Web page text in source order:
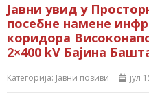
Јавни увид у
посебне намене
коридора
2×400 kV Бајина
Категорија: Јавни позиви јул